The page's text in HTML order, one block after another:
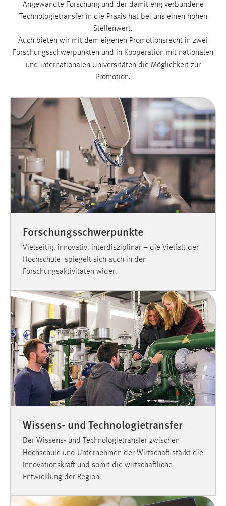
Angewandte Forschung und der damit eng verbundene
Technologietransfer in die Praxis hat bei uns einen hohen
Stellenwert.
Auch bieten wir mit dem eigenen Promotionsrecht in zwei
Forschungsschwerpunkten und in Kooperation mit nationalen
und internationalen Universitäten die Möglichkeit zur
Promotion.
Forschungs­schwerpunkte
Vielseitig, innovativ, interdisziplinär – die Vielfalt der
Hochschule spiegelt sich auch in den
Forschungsaktivitäten wider.
Wissens- und Technologietransfer
Der Wissens- und Technologietransfer zwischen
Hochschule und Unternehmen der Wirtschaft stärkt die
Innovationskraft und somit die wirtschaftliche
Entwicklung der Region.